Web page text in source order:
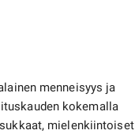
menneisyys ja
kokemalla
mielenkiintoiset